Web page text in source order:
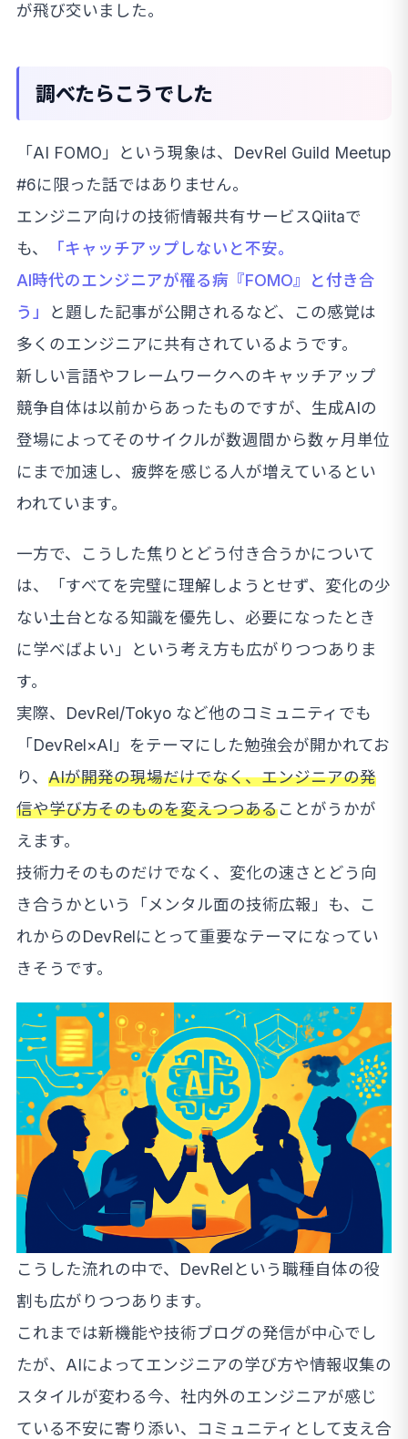
が飛び交いました。
調べたらこうでした
「AI FOMO」という現象は、DevRel Guild Meetup
#6に限った話ではありません。
エンジニア向けの技術情報共有サービスQiitaで
も、
「キャッチアップしないと不安。
AI時代のエンジニアが罹る病『FOMO』と付き合
う」
と題した記事が公開されるなど、この感覚は
多くのエンジニアに共有されているようです。
新しい言語やフレームワークへのキャッチアップ
競争自体は以前からあったものですが、生成AIの
登場によってそのサイクルが数週間から数ヶ月単位
にまで加速し、疲弊を感じる人が増えているとい
われています。
一方で、こうした焦りとどう付き合うかについて
は、「すべてを完璧に理解しようとせず、変化の少
ない土台となる知識を優先し、必要になったとき
に学べばよい」という考え方も広がりつつありま
す。
実際、DevRel/Tokyo など他のコミュニティでも
「DevRel×AI」をテーマにした勉強会が開かれてお
り、 AIが開発の現場だけでなく、エンジニアの発
信や学び方そのものを変えつつあることがうかが
えます。
技術力そのものだけでなく、変化の速さとどう向
き合うかという「メンタル面の技術広報」も、こ
れからのDevRelにとって重要なテーマになってい
きそうです。
こうした流れの中で、DevRelという職種自体の役
割も広がりつつあります。
これまでは新機能や技術ブログの発信が中心でし
たが、AIによってエンジニアの学び方や情報収集の
スタイルが変わる今、社内外のエンジニアが感じ
ている不安に寄り添い、コミュニティとして支え合